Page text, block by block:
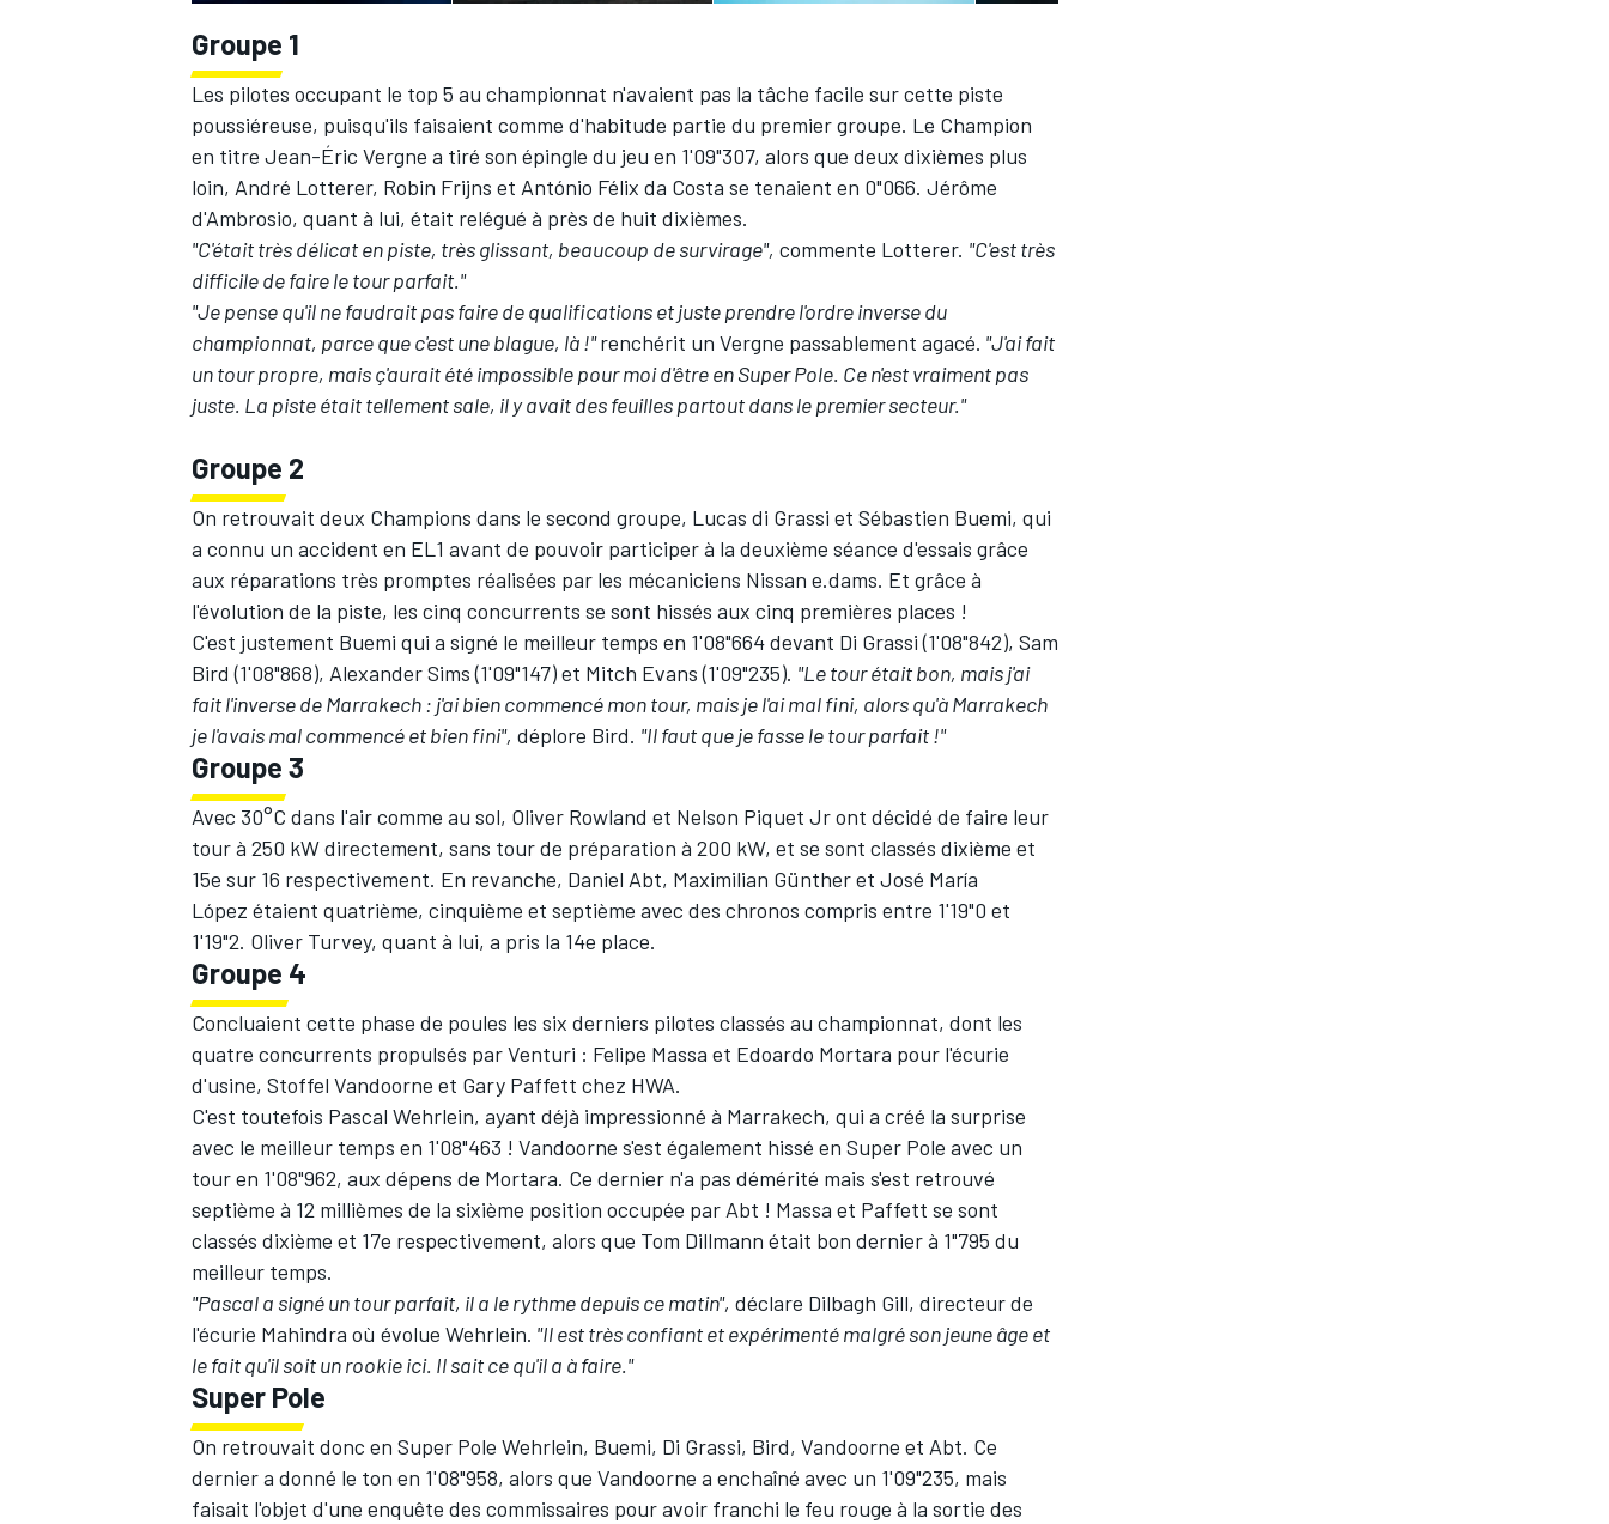
AUTRES CHAMPIONNATS
Groupe 1
Les pilotes occupant le top 5 au championnat n'avaient pas la tâche facile sur cette piste
poussiéreuse, puisqu'ils faisaient comme d'habitude partie du premier groupe. Le Champion
en titre Jean-Éric Vergne a tiré son épingle du jeu en 1'09"307, alors que deux dixièmes plus
loin, André Lotterer, Robin Frijns et António Félix da Costa se tenaient en 0"066. Jérôme
d'Ambrosio, quant à lui, était relégué à près de huit dixièmes.
"C'était très délicat en piste, très glissant, beaucoup de survirage", commente Lotterer. "C'est très
difficile de faire le tour parfait."
"Je pense qu'il ne faudrait pas faire de qualifications et juste prendre l'ordre inverse du
championnat, parce que c'est une blague, là !"renchérit un Vergne passablement agacé. "J'ai fait
un tour propre, mais ç'aurait été impossible pour moi d'être en Super Pole. Ce n'est vraiment pas
juste. La piste était tellement sale, il y avait des feuilles partout dans le premier secteur."
Groupe 2
On retrouvait deux Champions dans le second groupe, Lucas di Grassi et Sébastien Buemi, qui
a connu un accident en EL1 avant de pouvoir participer à la deuxième séance d'essais grâce
aux réparations très promptes réalisées par les mécaniciens Nissan e.dams. Et grâce à
l'évolution de la piste, les cinq concurrents se sont hissés aux cinq premières places !
C'est justement Buemi qui a signé le meilleur temps en 1'08"664 devant Di Grassi (1'08"842), Sam
Bird (1'08"868), Alexander Sims(1'09"147) et Mitch Evans(1'09"235). "Le tour était bon, mais j'ai
fait l'inverse de Marrakech : j'ai bien commencé mon tour, mais je l'ai mal fini, alors qu'à Marrakech
je l'avais mal commencé et bien fini", déplore Bird. "Il faut que je fasse le tour parfait !"
Groupe 3
Avec 30°C dans l'air comme au sol, Oliver Rowland et Nelson Piquet Jront décidé de faire leur
tour à 250 kW directement, sans tour de préparation à 200 kW, et se sont classés dixième et
15e sur 16 respectivement. En revanche, Daniel Abt, Maximilian Güntheret José María
López étaient quatrième, cinquième et septième avec des chronos compris entre 1'19"0 et
1'19"2. Oliver Turvey, quant à lui, a pris la 14e place.
Groupe 4
Concluaient cette phase de poules les six derniers pilotes classés au championnat, dont les
quatre concurrents propulsés par Venturi : Felipe Massa et Edoardo Mortara pour l'écurie
d'usine, Stoffel Vandoorne et Gary Paffett chez HWA.
C'est toutefois Pascal Wehrlein, ayant déjà impressionné à Marrakech, qui a créé la surprise
avec le meilleur temps en 1'08"463 ! Vandoorne s'est également hissé en Super Pole avec un
tour en 1'08"962, aux dépens de Mortara. Ce dernier n'a pas démérité mais s'est retrouvé
septième à 12 millièmes de la sixième position occupée par Abt ! Massa et Paffett se sont
classés dixième et 17e respectivement, alors que Tom Dillmann était bon dernier à 1"795 du
meilleur temps.
"Pascal a signé un tour parfait, il a le rythme depuis ce matin", déclare Dilbagh Gill, directeur de
l'écurie Mahindra où évolue Wehrlein. "Il est très confiant et expérimenté malgré son jeune âge et
le fait qu'il soit un rookie ici. Il sait ce qu'il a à faire."
Super Pole
On retrouvait donc en Super Pole Wehrlein, Buemi, Di Grassi, Bird, Vandoorne et Abt. Ce
dernier a donné le ton en 1'08"958, alors que Vandoorne a enchaîné avec un 1'09"235, mais
faisait l'objet d'une enquête des commissaires pour avoir franchi le feu rouge à la sortie des